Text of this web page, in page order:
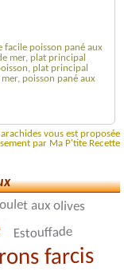
facile poisson pané aux
mer, plat principal
plat principal
poisson pané aux
vous est proposée
par Ma P'tite Recette
aux olives
Estouffade
farcis